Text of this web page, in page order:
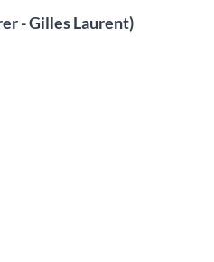
- Gilles Laurent)